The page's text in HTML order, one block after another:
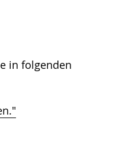
in folgenden